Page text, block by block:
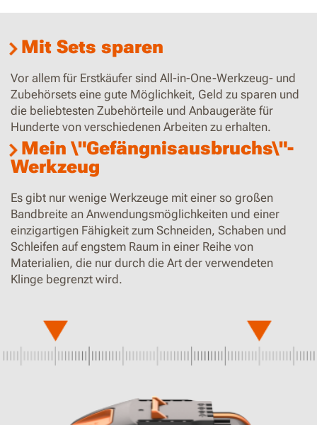
Mit Sets sparen
Vor allem für Erstkäufer sind All-in-One-Werkzeug- und
Zubehörsets eine gute Möglichkeit, Geld zu sparen und
die beliebtesten Zubehörteile und Anbaugeräte für
Hunderte von verschiedenen Arbeiten zu erhalten.
Mein \"Gefängnisausbruchs\"-
Werkzeug
Es gibt nur wenige Werkzeuge mit einer so großen
Bandbreite an Anwendungsmöglichkeiten und einer
einzigartigen Fähigkeit zum Schneiden, Schaben und
Schleifen auf engstem Raum in einer Reihe von
Materialien, die nur durch die Art der verwendeten
Klinge begrenzt wird.